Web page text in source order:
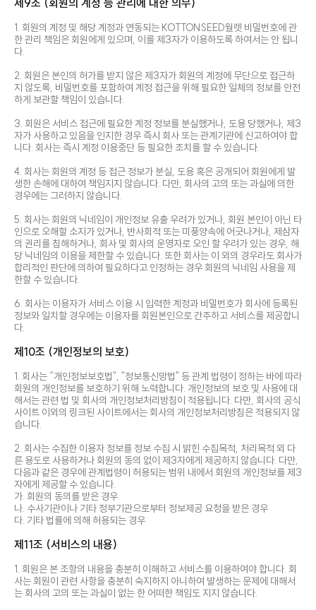
제9조 (회원의 계정 등 관리에 대한 의무)
1. 회원의 계정 및 해당 계정과 연동되는 KOTTONSEED월렛 비밀번호에 관
한 관리 책임은 회원에게 있으며, 이를 제3자가 이용하도록 하여서는 안 됩니
다.
2. 회원은 본인의 허가를 받지 않은 제3자가 회원의 계정에 무단으로 접근하
지 않도록, 비밀번호를 포함하여 계정 접근을 위해 필요한 일체의 정보를 안전
하게 보관할 책임이 있습니다.
3. 회원은 서비스 접근에 필요한 계정 정보를 분실했거나, 도용 당했거나, 제3
자가 사용하고 있음을 인지한 경우 즉시 회사 또는 관계기관에 신고하여야 합
니다. 회사는 즉시 계정 이용중단 등 필요한 조치를 할 수 있습니다.
4. 회사는 회원의 계정 등 접근 정보가 분실, 도용 혹은 공개되어 회원에게 발
생한 손해에 대하여 책임지지 않습니다. 다만, 회사의 고의 또는 과실에 의한
경우에는 그러하지 않습니다.
5. 회사는 회원의 닉네임이 개인정보 유출 우려가 있거나, 회원 본인이 아닌 타
인으로 오해할 소지가 있거나, 반사회적 또는 미풍양속에 어긋나거나, 제삼자
의 권리를 침해하거나, 회사 및 회사의 운영자로 오인 할 우려가 있는 경우, 해
당 닉네임의 이용을 제한할 수 있습니다. 또한 회사는 이 외의 경우라도 회사가
합리적인 판단에 의하여 필요하다고 인정하는 경우 회원의 닉네임 사용을 제
한할 수 있습니다.
6. 회사는 이용자가 서비스 이용 시 입력한 계정과 비밀번호가 회사에 등록된
정보와 일치할 경우에는 이용자를 회원본인으로 간주하고 서비스를 제공합니
다.
제10조 (개인정보의 보호)
1. 회사는 “개인정보보호법", "정보통신망법" 등 관계 법령이 정하는 바에 따라
회원의 개인정보를 보호하기 위해 노력합니다. 개인정보의 보호 및 사용에 대
해서는 관련 법 및 회사의 개인정보처리방침이 적용됩니다. 다만, 회사의 공식
사이트 이외의 링크된 사이트에서는 회사의 개인정보처리방침은 적용되지 않
습니다.
2. 회사는 수집한 이용자 정보를 정보 수집 시 밝힌 수집목적, 처리목적 외 다
른 용도로 사용하거나 회원의 동의 없이 제3자에게 제공하지 않습니다. 다만,
다음과 같은 경우에 관계법령이 허용되는 범위 내에서 회원의 개인정보를 제3
자에게 제공할 수 있습니다.
가. 회원의 동의를 받은 경우
나. 수사기관이나 기타 정부기관으로부터 정보제공 요청을 받은 경우
다. 기타 법률에 의해 허용되는 경우
제11조 (서비스의 내용)
1. 회원은 본 조항의 내용을 충분히 이해하고 서비스를 이용하여야 합니다. 회
사는 회원이 관련 사항을 충분히 숙지하지 아니하여 발생하는 문제에 대해서
는 회사의 고의 또는 과실이 없는 한 어떠한 책임도 지지 않습니다.